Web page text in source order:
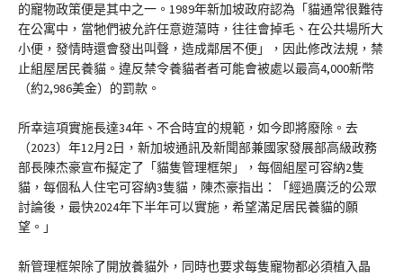
的寵物政策便是其中之一。1989年新加坡政府認為「貓通常很難待
在公寓中，當牠們被允許任意遊蕩時，往往會掉毛、在公共場所大
小便，發情時還會發出叫聲，造成鄰居不便」，因此修改法規，禁
止組屋居民養貓。違反禁令養貓者者可能會被處以最高4,000新幣
（約2,986美金）的罰款。
所幸這項實施長達34年、不合時宜的規範，如今即將廢除。去
（2023）年12月2日，新加坡通訊及新聞部兼國家發展部高級政務
部長陳杰豪宣布擬定了「貓隻管理框架」，每個組屋可容納2隻
貓，每個私人住宅可容納3隻貓，陳杰豪指出：「經過廣泛的公眾
討論後，最快2024年下半年可以實施，希望滿足居民養貓的願
望。」
新管理框架除了開放養貓外，同時也要求每隻寵物都必須植入晶